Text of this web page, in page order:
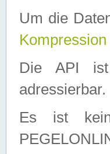
Um die
Kompression
Die API
adressierbar.
Es ist